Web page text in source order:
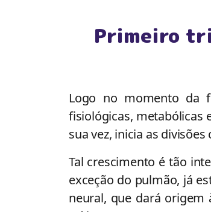
Primeiro
Logo no momento da
fisiológicas, metabólicas
sua vez, inicia as
Tal crescimento é tão
exceção do pulmão, já
neural, que dará origem